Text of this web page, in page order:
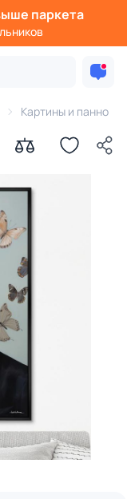
паркета
Картины и панно